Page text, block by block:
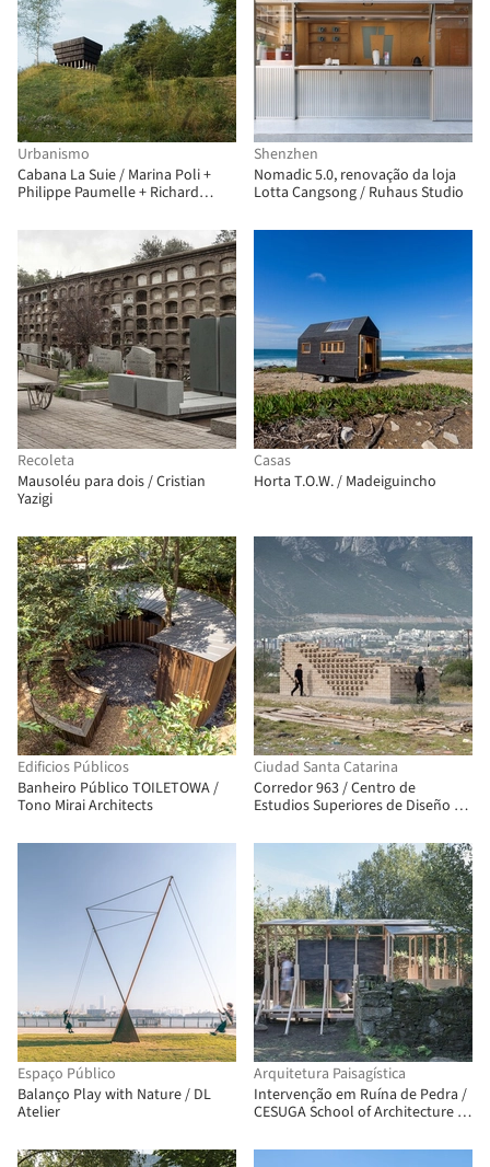
Urbanismo
Cabana La Suie / Marina Poli +
Philippe Paumelle + Richard
Shenzhen
Nomadic 5.0, renovação da loja
Lotta Cangsong / Ruhaus Studio
Recoleta
Mausoléu para dois / Cristian
Yazigi
Casas
Horta T.O.W. / Madeiguincho
Edificios Públicos
Banheiro Público TOILETOWA /
Tono Mirai Architects
Ciudad Santa Catarina
Corredor 963 / Centro de
Estudios Superiores de Diseño de
Espaço Público
Balanço Play with Nature / DL
Atelier
Arquitetura Paisagística
Intervenção em Ruína de Pedra /
CESUGA School of Architecture +